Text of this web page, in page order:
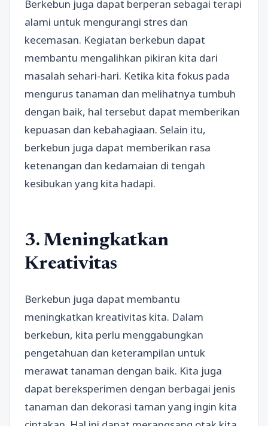
Berkebun juga dapat berperan sebagai terapi
alami untuk mengurangi stres dan
kecemasan. Kegiatan berkebun dapat
membantu mengalihkan pikiran kita dari
masalah sehari-hari. Ketika kita fokus pada
mengurus tanaman dan melihatnya tumbuh
dengan baik, hal tersebut dapat memberikan
kepuasan dan kebahagiaan. Selain itu,
berkebun juga dapat memberikan rasa
ketenangan dan kedamaian di tengah
kesibukan yang kita hadapi.
3. Meningkatkan
Kreativitas
Berkebun juga dapat membantu
meningkatkan kreativitas kita. Dalam
berkebun, kita perlu menggabungkan
pengetahuan dan keterampilan untuk
merawat tanaman dengan baik. Kita juga
dapat bereksperimen dengan berbagai jenis
tanaman dan dekorasi taman yang ingin kita